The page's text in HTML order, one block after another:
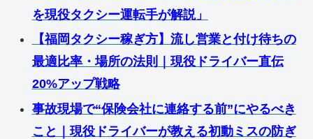
を現役タクシー運転手が解説」
【福岡タクシー稼ぎ方】流し営業と付け待ちの
最適比率・場所の法則｜現役ドライバー直伝
20%アップ戦略
事故現場で“保険会社に連絡する前”にやるべき
こと｜現役ドライバーが教える初動ミスの防ぎ